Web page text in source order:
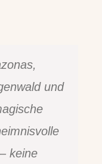
und
keine